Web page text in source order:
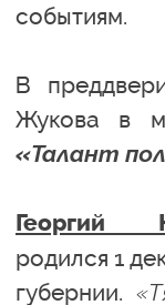
событиям.
В
Жукова в
«Талант
Георгий
родился 1
губернии.